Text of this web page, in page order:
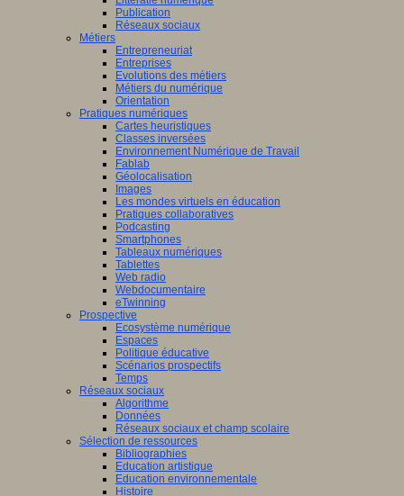
Publication
Réseaux sociaux
Métiers
Entrepreneuriat
Entreprises
Evolutions des métiers
Métiers du numérique
Orientation
Pratiques numériques
Cartes heuristiques
Classes inversées
Environnement Numérique de Travail
Fablab
Géolocalisation
Images
Les mondes virtuels en éducation
Pratiques collaboratives
Podcasting
Smartphones
Tableaux numériques
Tablettes
Web radio
Webdocumentaire
eTwinning
Prospective
Ecosystème numérique
Espaces
Politique éducative
Scénarios prospectifs
Temps
Réseaux sociaux
Algorithme
Données
Réseaux sociaux et champ scolaire
Sélection de ressources
Bibliographies
Education artistique
Education environnementale
Histoire